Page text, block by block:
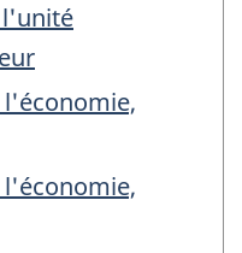
l'unité